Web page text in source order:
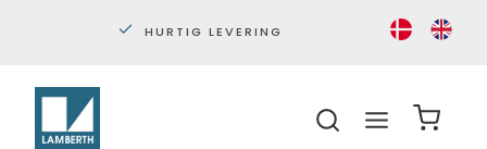
PERSONLIG KUNDESERVICE